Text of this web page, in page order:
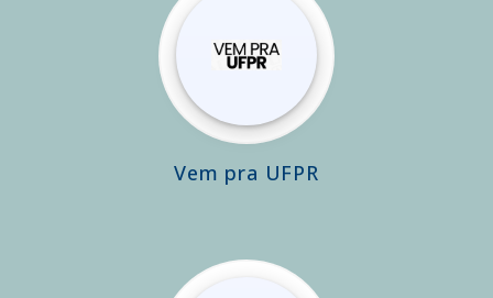
Vem pra UFPR